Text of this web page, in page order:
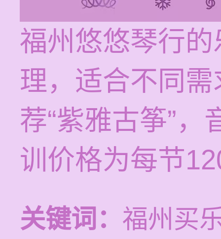
福州悠悠琴行
理，适合不同
荐“紫雅古筝”
训价格为每节
关键词： 福州买